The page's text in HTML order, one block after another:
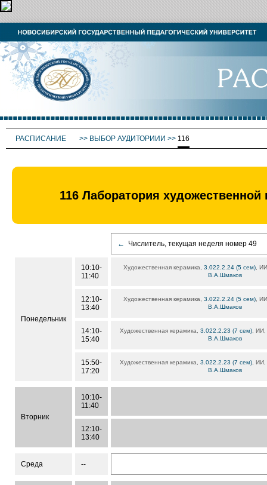
РАСПИСАНИЕ >> ВЫБОР АУДИТОРИИИ >> 116
116 Лаборатория
← Числитель, текущая неделя номер 49
Понедельник
10:10-
11:40
Художественная керамика,3.022.2.24 (5 сем) ,
В.А.Шмаков
12:10-
13:40
Художественная керамика,3.022.2.24 (5 сем) ,
В.А.Шмаков
14:10-
15:40
Художественная керамика,3.022.2.23 (7 сем) ,
В.А.Шмаков
15:50-
17:20
Художественная керамика,3.022.2.23 (7 сем) ,
В.А.Шмаков
Вторник
10:10-
11:40
12:10-
13:40
Среда --